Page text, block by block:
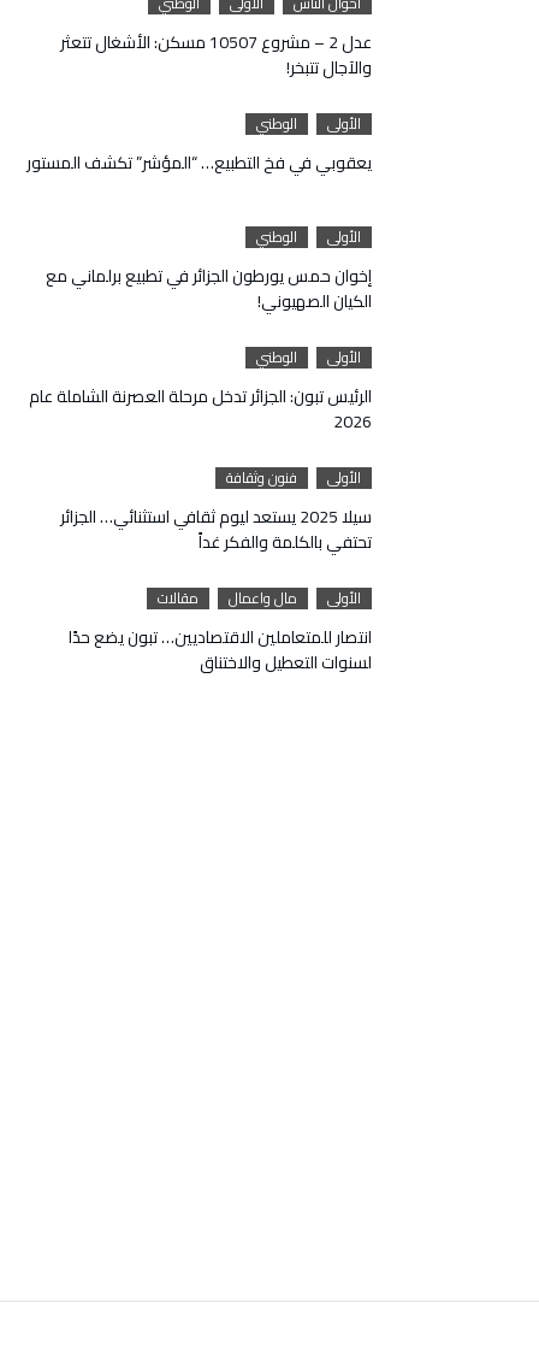
عدل 2 – مشروع 10507 مسكن: الأشغال تتعثر
والآجال تتبخر!
الأولى الوطني
يعقوبي في فخ التطبيع… “المؤشر” تكشف المستور
الأولى الوطني
إخوان حمس يورطون الجزائر في تطبيع برلماني مع
الكيان الصهيوني!
الأولى الوطني
الرئيس تبون: الجزائر تدخل مرحلة العصرنة الشاملة عام
2026
الأولى فنون وثقافة
سيلا 2025 يستعد ليوم ثقافي استثنائي… الجزائر
تحتفي بالكلمة والفكر غداً
الأولى مال واعمال مقالات
انتصار للمتعاملين الاقتصاديين… تبون يضع حدًا
لسنوات التعطيل والاختناق